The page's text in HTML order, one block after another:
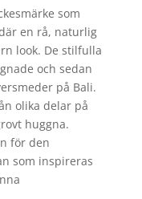
som
en rå, naturlig
look. De stilfulla
och sedan
på Bali.
olika delar på
huggna.
för den
som inspireras